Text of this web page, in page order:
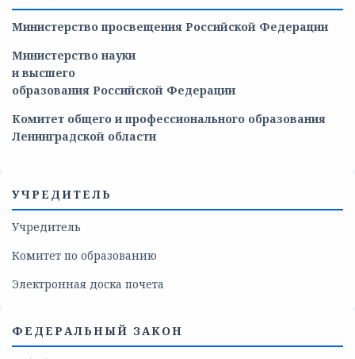
Министерство просвещения Российской Федерации
Министерство науки
и высшего
образования Российской Федерации
Комитет общего и профессионального образования
Ленинградской области
УЧРЕДИТЕЛЬ
Учредитель
Комитет по образованию
Электронная доска почета
ФЕДЕРАЛЬНЫЙ ЗАКОН